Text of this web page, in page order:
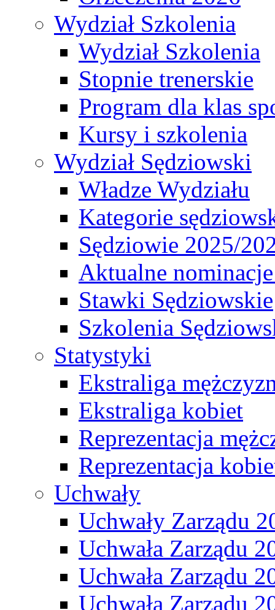
Wydział Szkolenia
Wydział Szkolenia
Stopnie trenerskie
Program dla klas
Kursy i szkolenia
Wydział Sędziowski
Władze Wydziału
Kategorie
Sędziowie 2025/
Aktualne
Stawki Sędziowskie
Szkolenia
Statystyki
Ekstraliga
Ekstraliga kobiet
Reprezentacja
Reprezentacja
Uchwały
Uchwały Zarządu
Uchwała Zarządu
Uchwała Zarządu
Uchwała Zarządu